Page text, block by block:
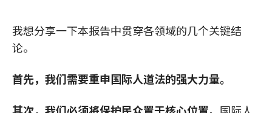
我想分享一下本报告中贯穿各领域的几个关键结
论。
首先，我们需要重申国际人道法的强大力量。